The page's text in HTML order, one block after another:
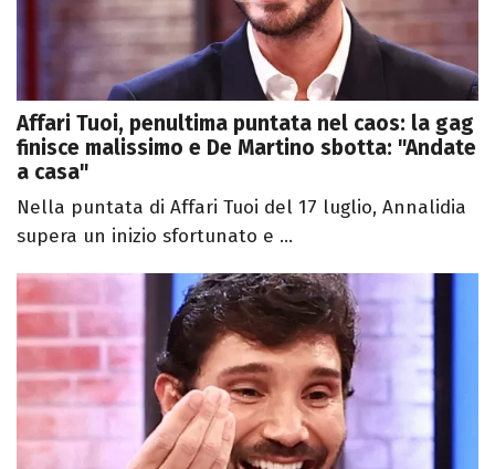
Affari Tuoi, penultima puntata nel caos: la gag
finisce malissimo e De Martino sbotta: "Andate
a casa"
Nella puntata di Affari Tuoi del 17 luglio, Annalidia
supera un inizio sfortunato e ...